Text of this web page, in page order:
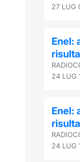
27 LUG
Enel:
24 LUG
Enel:
24 LUG